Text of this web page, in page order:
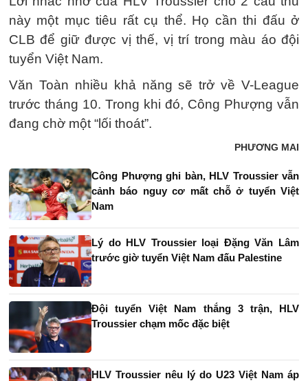
này một mục tiêu rất cụ thể. Họ cần thi đấu ở
CLB để giữ được vị thế, vị trí trong màu áo đội
tuyển Việt Nam.
Văn Toàn nhiều khả năng sẽ trở về V-League
trước tháng 10. Trong khi đó, Công Phượng vẫn
đang chờ một “lối thoát”.
PHƯƠNG MAI
Công Phượng ghi bàn, HLV Troussier vẫn
cảnh báo nguy cơ mất chỗ ở tuyển Việt
Nam
Lý do HLV Troussier loại Đặng Văn Lâm
trước giờ tuyển Việt Nam đấu Palestine
Đội tuyển Việt Nam thắng 3 trận, HLV
Troussier chạm mốc đặc biệt
HLV Troussier nêu lý do U23 Việt Nam áp